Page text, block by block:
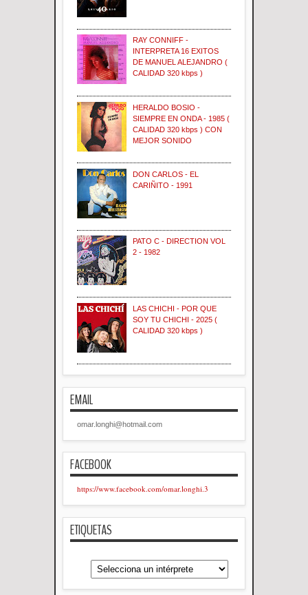
RAY CONNIFF -
INTERPRETA 16 EXITOS
DE MANUEL ALEJANDRO (
CALIDAD 320 kbps )
HERALDO BOSIO -
SIEMPRE EN ONDA - 1985 (
CALIDAD 320 kbps ) CON
MEJOR SONIDO
DON CARLOS - EL
CARIÑITO - 1991
PATO C - DIRECTION VOL
2 - 1982
LAS CHICHI - POR QUE
SOY TU CHICHI - 2025 (
CALIDAD 320 kbps )
EMAIL
omar.longhi@hotmail.com
FACEBOOK
https://www.facebook.com/omar.longhi.3
ETIQUETAS